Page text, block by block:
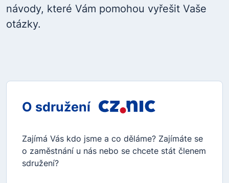
návody, které Vám pomohou vyřešit Vaše
otázky.
O sdružení
Zajímá Vás kdo jsme a co děláme? Zajímáte se
o zaměstnání u nás nebo se chcete stát členem
sdružení?